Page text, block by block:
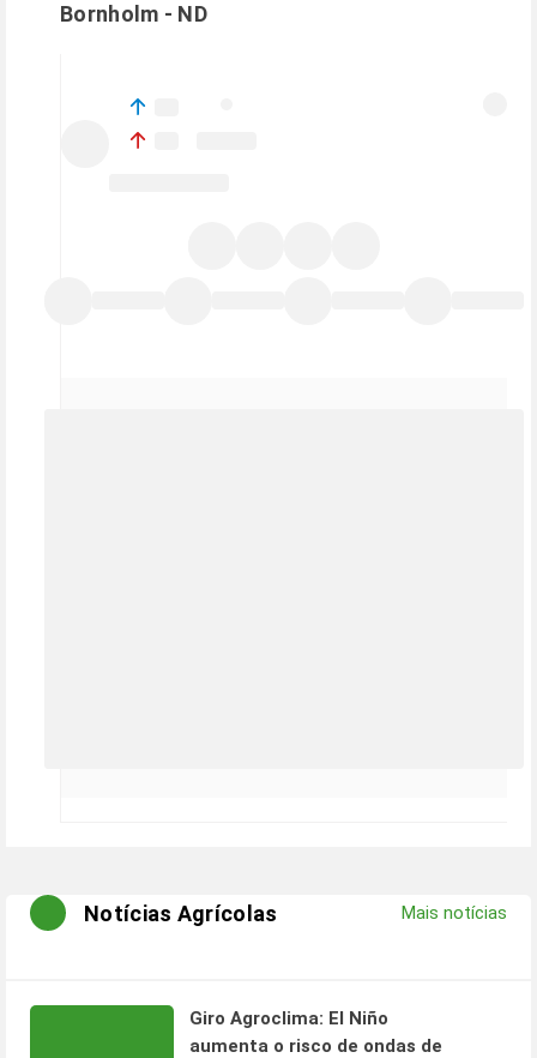
Bornholm - ND
Notícias Agrícolas Mais notícias
Giro Agroclima: El Niño
aumenta o risco de ondas de